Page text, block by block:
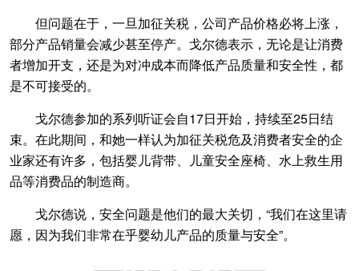
但问题在于，一旦加征关税，公司产品价格必将上涨，
部分产品销量会减少甚至停产。戈尔德表示，无论是让消费
者增加开支，还是为对冲成本而降低产品质量和安全性，都
是不可接受的。
戈尔德参加的系列听证会自17日开始，持续至25日结
束。在此期间，和她一样认为加征关税危及消费者安全的企
业家还有许多，包括婴儿背带、儿童安全座椅、水上救生用
品等消费品的制造商。
戈尔德说，安全问题是他们的最大关切，“我们在这里请
愿，因为我们非常在乎婴幼儿产品的质量与安全”。